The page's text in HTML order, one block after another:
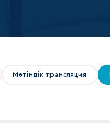
Мәтіндік трансляция